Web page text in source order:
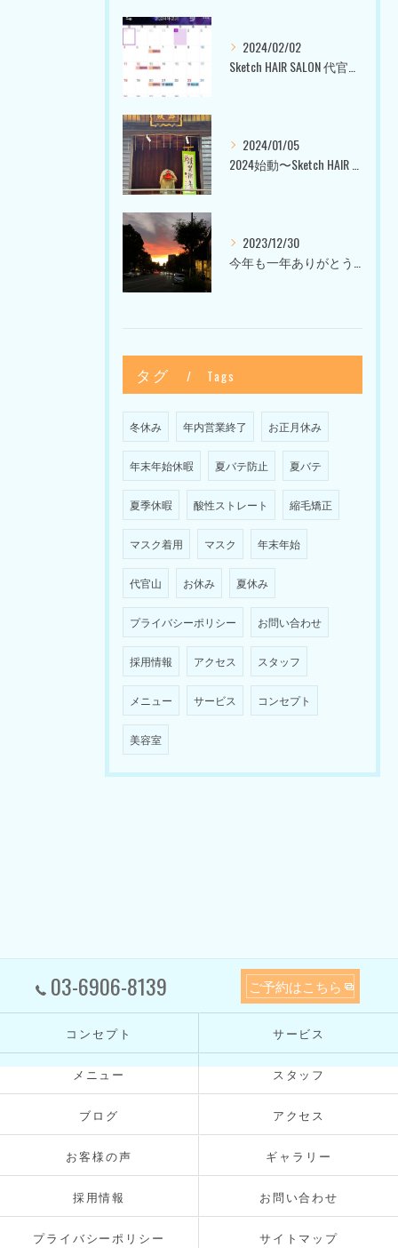
2024/02/02
2024/01/05
2023/12/30
タグ Tags
冬休み 年内営業終了 お正月休み
年末年始休暇 夏バテ防止 夏バテ
夏季休暇 酸性ストレート 縮毛矯正
マスク着用 マスク 年末年始
代官山 お休み 夏休み
プライバシーポリシー お問い合わせ
採用情報 アクセス スタッフ
メニュー サービス コンセプト
美容室
03-6906-8139 ご予約はこちら
コンセプト サービス
メニュー スタッフ
ブログ アクセス
お客様の声 ギャラリー
採用情報 お問い合わせ
プライバシーポリシー サイトマップ